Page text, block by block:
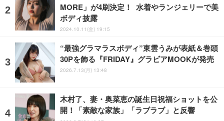
MORE」が4刷決定！ 水着やランジェリーで美
ボディ披露
2024.10.11(金) 19:15
“最強グラマラスボディ”東雲うみが表紙＆巻頭
30Pを飾る『FRIDAY』グラビアMOOKが発売
2026.7.13(月) 13:48
木村了、妻・奥菜恵の誕生日祝福ショットを公
開！「素敵な家族」「ラブラブ」と反響